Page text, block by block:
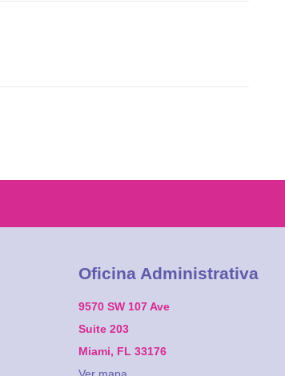
Oficina Administrativa
9570 SW 107 Ave
Suite 203
Miami, FL 33176